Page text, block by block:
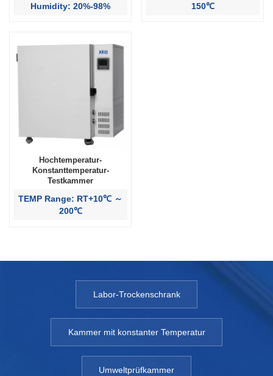
Humidity: 20%-98%
150℃
Hochtemperatur-
Konstanttemperatur-
Testkammer
TEMP Range: RT+10℃ ～
200℃
Labor-Trockenschrank
Kammer mit konstanter Temperatur
Umweltprüfkammer